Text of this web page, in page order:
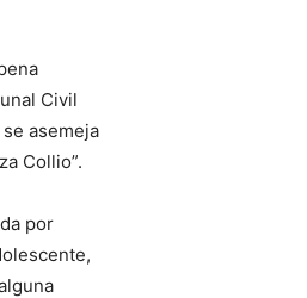
Civil
asemeja
Collio”.
por